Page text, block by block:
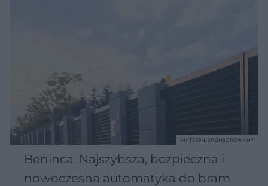
Beninca. Najszybsza, bezpieczna i
nowoczesna automatyka do bram
MATERIAŁ SPONSOROWANY